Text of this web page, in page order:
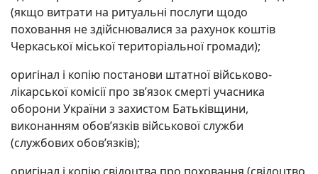
(якщо витрати на ритуальні послуги щодо
поховання не здійснювалися за рахунок коштів
Черкаської міської територіальної громади);
оригінал і копію постанови штатної військово-
лікарської комісії про зв’язок смерті учасника
оборони України з захистом Батьківщини,
виконанням обов’язків військової служби
(службових обов’язків);